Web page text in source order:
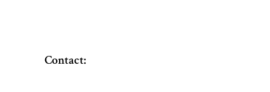
Contact: